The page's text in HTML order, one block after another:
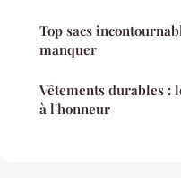
Top sacs
manquer
Vêtements durables :
à l'honneur